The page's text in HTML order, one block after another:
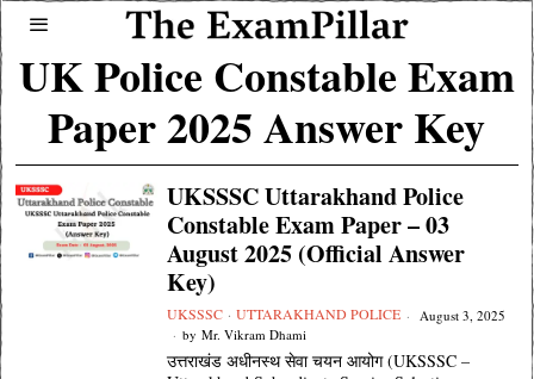
UK Police Constable Exam
Paper 2025 Answer Key
UKSSSC Uttarakhand Police
Constable Exam Paper – 03
August 2025 (Official Answer
Key)
UKSSSC · UTTARAKHAND POLICE
August 3, 2025
by Mr. Vikram Dhami
उत्तराखंड अधीनस्थ सेवा चयन आयोग (UKSSSC –